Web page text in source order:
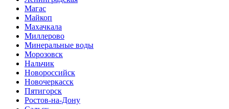
Магас
Майкоп
Махачкала
Миллерово
Минеральные воды
Морозовск
Нальчик
Новороссийск
Новочеркасск
Пятигорск
Ростов-на-Дону